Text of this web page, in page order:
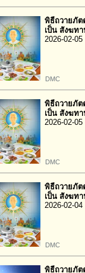
พิธีถวายภัต
เป็น สังฆท
2026-02-05
DMC
พิธีถวายภัต
เป็น สังฆท
2026-02-05
DMC
พิธีถวายภัต
เป็น สังฆท
2026-02-04
DMC
พิธีถวายภัต